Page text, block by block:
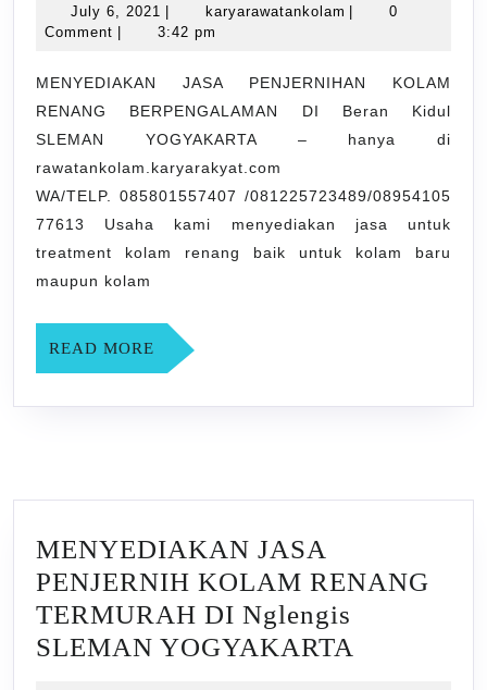
PENJERNIHAN
RENANG
BERPENGALAMAN
DI
Beran
Kidul
SLEMAN
July 6, 2021 July
6,
karyarawatankolam karyarawatankolam
0
Comment
3:42 pm
MENYEDIAKAN JASA PENJERNIHAN KOLAM
RENANG BERPENGALAMAN DI Beran Kidul
SLEMAN YOGYAKARTA – hanya di
rawatankolam.karyarakyat.com
WA/TELP. 085801557407 /081225723489/08954105
77613 Usaha kami menyediakan jasa untuk
treatment kolam renang baik untuk kolam baru
maupun kolam
READ MORE READ
MORE
MENYEDIAKAN JASA
PENJERNIH KOLAM RENANG
TERMURAH DI Nglengis
SLEMAN YOGYAKARTA